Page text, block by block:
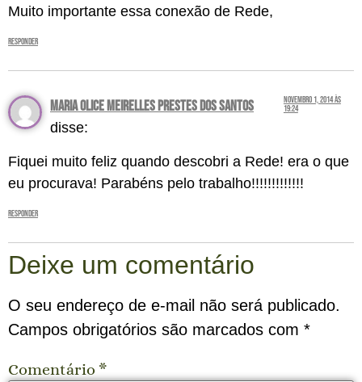
Muito importante essa conexão de Rede,
Responder
Maria Olice Meirelles Prestes dos Santos
disse:
novembro 1, 2014 às
19:24
Fiquei muito feliz quando descobri a Rede! era o que
eu procurava! Parabéns pelo trabalho!!!!!!!!!!!!!
Responder
Deixe um comentário
O seu endereço de e-mail não será publicado.
Campos obrigatórios são marcados com *
Comentário *